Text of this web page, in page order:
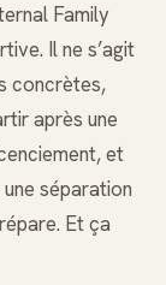
Family
Il ne s’agit
concrètes,
après une
et
séparation
Et ça